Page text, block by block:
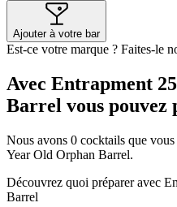
Ajouter à votre bar
Est-ce votre marque ? Faites-le
Avec Entrapment
Barrel vous pouvez
Nous avons 0 cocktails que
Year Old Orphan Barrel.
Découvrez quoi préparer avec
Barrel